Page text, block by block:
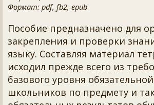
Формат: pdf, fb2, epub
Пособие предназначено для
закрепления и проверки
языку. Составляя материал
исходил прежде всего из
базового уровня
школьников по предмету и